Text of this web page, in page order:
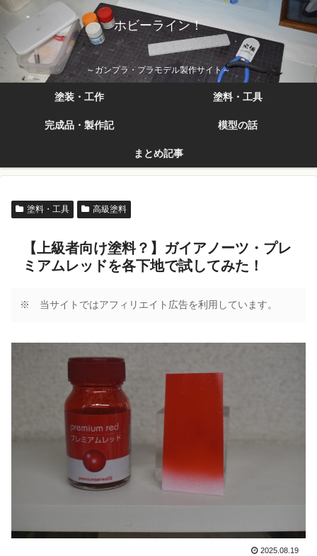
ホビーライン！
～ガンプラ・プラモデル製作サイト～
塗装・工作 塗料・工具
完成品・製作記 模型の話
まとめ記事
塗料・工具 高級塗料
【上級者向け塗料？】ガイアノーツ・プレ
ミアムレッドを各下地で試してみた！
※ 当サイトではアフィリエイト広告を利用しています。
2025.08.19